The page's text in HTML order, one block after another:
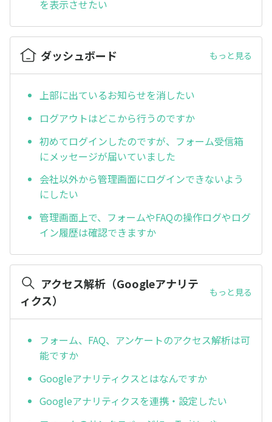
を表示させたい
ダッシュボード もっと見る
上部に出ているお知らせを消したい
ログアウトはどこから行うのですか
初めてログインしたのですが、フォーム受信箱
にメッセージが届いていました
会社以外から管理画面にログインできないよう
にしたい
管理画面上で、フォームやFAQの操作ログやログ
イン履歴は確認できますか
アクセス解析（Googleアナリテ
ィクス）
もっと見る
フォーム、FAQ、アンケートのアクセス解析は可
能ですか
Googleアナリティクスとはなんですか
Googleアナリティクスを連携・設定したい